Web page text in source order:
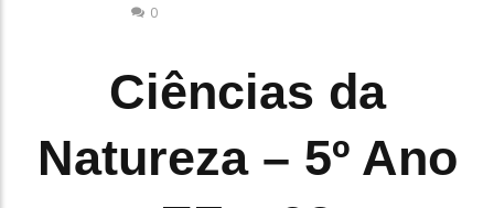
0
Ciências da
Natureza – 5º Ano